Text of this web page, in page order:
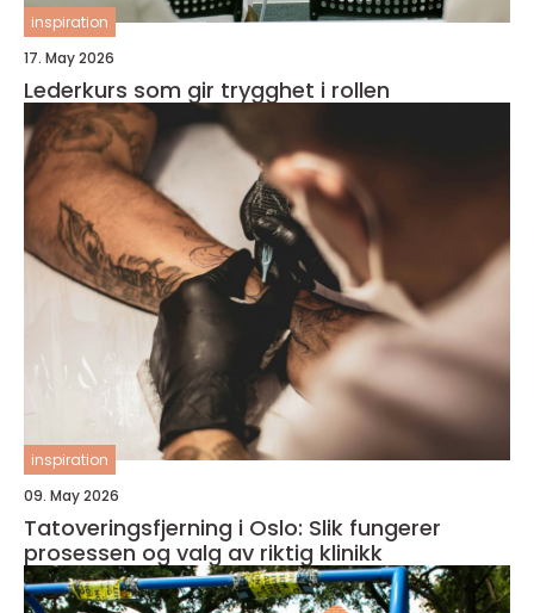
inspiration
17. May 2026
Lederkurs som gir trygghet i rollen
inspiration
09. May 2026
Tatoveringsfjerning i Oslo: Slik fungerer
prosessen og valg av riktig klinikk